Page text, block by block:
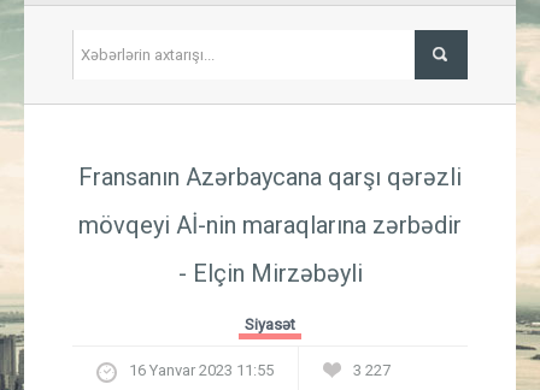
İqtisadiyyat
Güney Azərbaycan
Fransanın Azərbaycana qarşı qərəzli
mövqeyi Aİ-nin maraqlarına zərbədir
- Elçin Mirzəbəyli
Siyasət
16 Yanvar 2023 11:55 3 227